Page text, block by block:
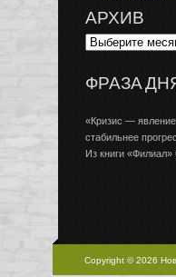
АРХИВ
ФРАЗА
«Кризис —
стабильнее
Из книги
Copyright © 2026